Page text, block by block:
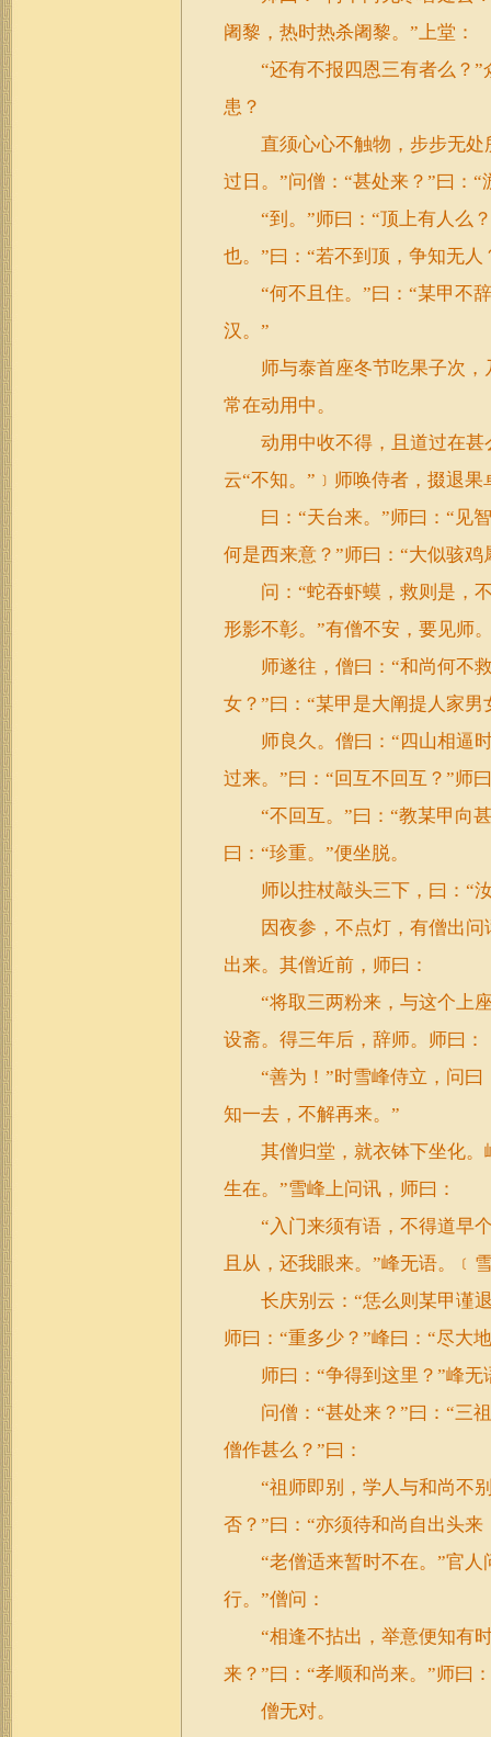
阇黎，热时热杀阇黎。”上堂：
“还有不报四恩三有者么？”
患？
直须心心不触物，步步无处
过日。”问僧：“甚处来？”曰：
“到。”师曰：“顶上有人么？
也。”曰：“若不到顶，争知无人
“何不且住。”曰：“某甲不辞
汉。”
师与泰首座冬节吃果子次，
常在动用中。
动用中收不得，且道过在甚
云“不知。”﹞师唤侍者，掇退
曰：“天台来。”师曰：“见智
何是西来意？”师曰：“大似骇鸡
问：“蛇吞虾蟆，救则是，不
形影不彰。”有僧不安，要见师
师遂往，僧曰：“和尚何不救
女？”曰：“某甲是大阐提人家男
师良久。僧曰：“四山相逼时
过来。”曰：“回互不回互？”师
“不回互。”曰：“教某甲向甚
曰：“珍重。”便坐脱。
师以拄杖敲头三下，曰：“汝
因夜参，不点灯，有僧出问
出来。其僧近前，师曰：
“将取三两粉来，与这个上座
设斋。得三年后，辞师。师曰：
“善为！”时雪峰侍立，问曰
知一去，不解再来。”
其僧归堂，就衣钵下坐化。
生在。”雪峰上问讯，师曰：
“入门来须有语，不得道早个
且从，还我眼来。”峰无语。﹝
长庆别云：“恁么则某甲谨退
师曰：“重多少？”峰曰：“尽大
师曰：“争得到这里？”峰无
问僧：“甚处来？”曰：“三祖
僧作甚么？”曰：
“祖师即别，学人与和尚不别
否？”曰：“亦须待和尚自出头来
“老僧适来暂时不在。”官人
行。”僧问：
“相逢不拈出，举意便知有时
来？”曰：“孝顺和尚来。”师曰
僧无对。